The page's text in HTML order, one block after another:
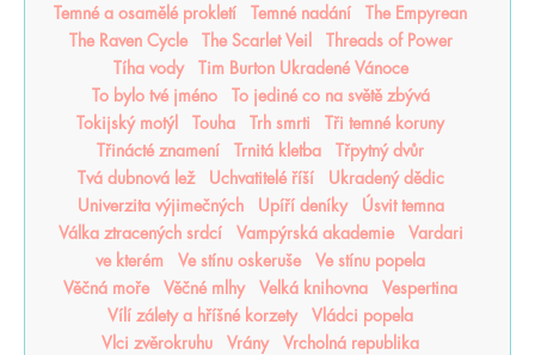
Temné a osamělé prokletí
Temné nadání
The Empyrean
The Raven Cycle
The Scarlet Veil
Threads of Power
Tíha vody
Tim Burton Ukradené Vánoce
To bylo tvé jméno
To jediné co na světě zbývá
Tokijský motýl
Touha Trh smrti
Tři temné koruny
Třinácté znamení
Trnitá kletba
Třpytný dvůr
Tvá dubnová lež
Uchvatitelé říší
Ukradený dědic
Univerzita výjimečných
Upíří deníky
Úsvit temna
Válka ztracených srdcí
Vampýrská akademie
Vardari
ve kterém
Ve stínu oskeruše
Ve stínu popela
Věčná moře
Věčné mlhy Velká knihovna
Vespertina
Vílí zálety a hříšné korzety
Vládci popela
Vlci zvěrokruhu
Vrány
Vrcholná republika